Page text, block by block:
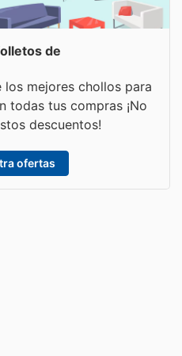
de
los mejores chollos para
todas tus compras ¡No
descuentos!
ofertas